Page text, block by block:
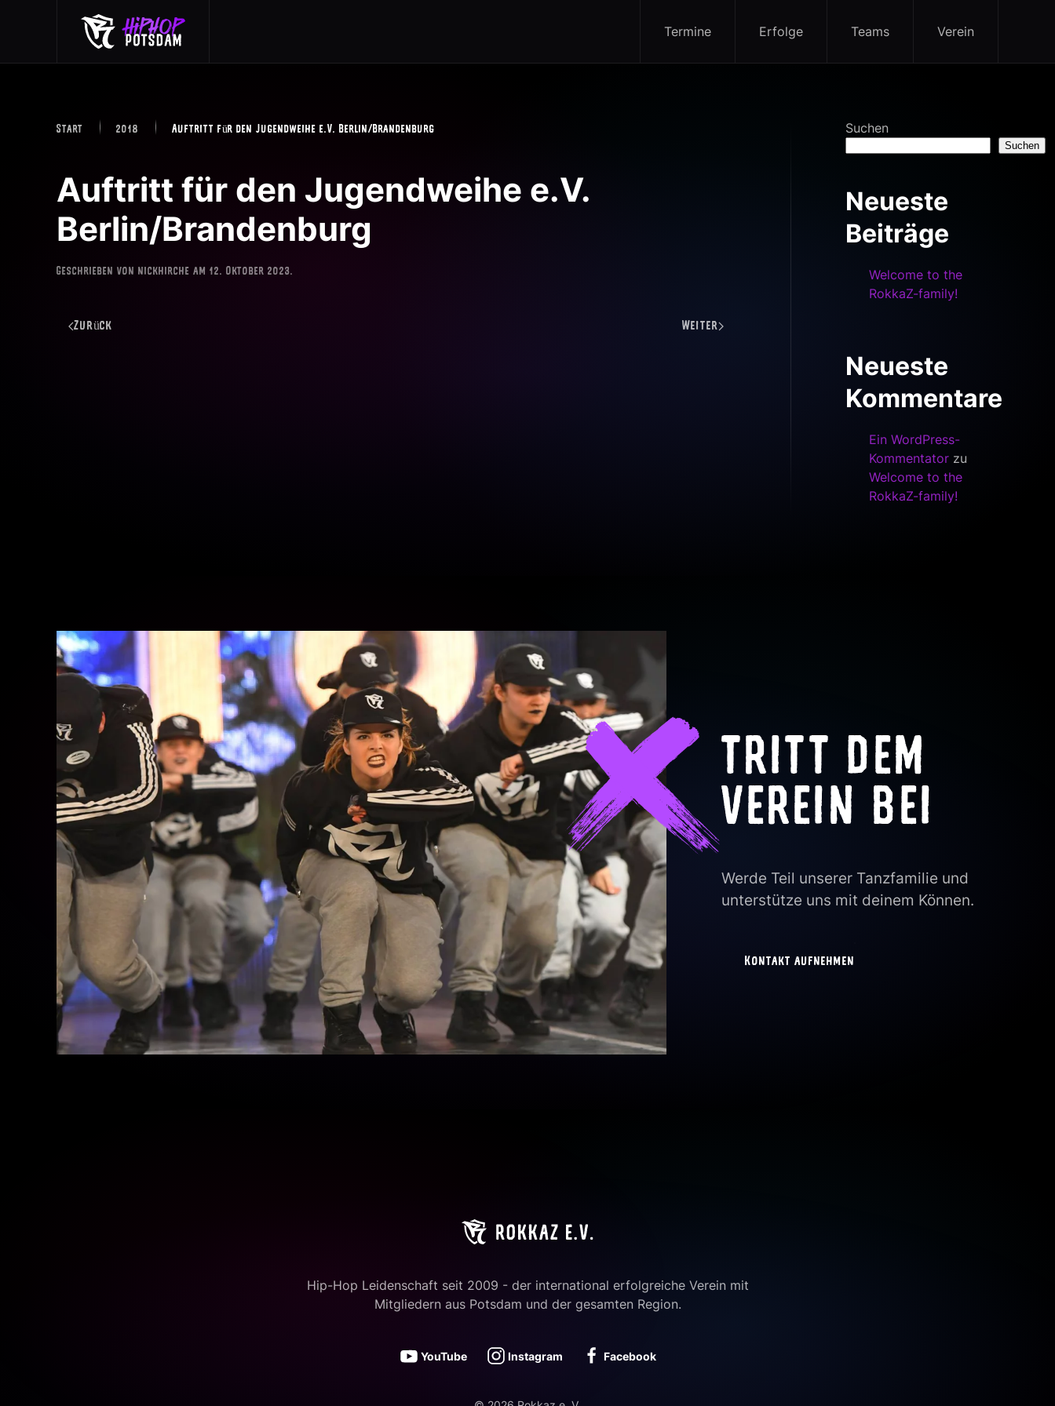
Skip to main content Termine Erfolge Teams Verein
Start 2018 Auftritt für den Jugendweihe e.V. Berlin/Brandenburg
Auftritt für den Jugendweihe e.V.
Berlin/Brandenburg
Geschrieben von nickhirche am 12. Oktober 2023.
Zurück Weiter
Suchen
Suchen
Neueste
Beiträge
Welcome to the
RokkaZ-family!
Neueste
Kommentare
Ein WordPress-
Kommentator zu
Welcome to the
RokkaZ-family!
TRITT DEM
VEREIN BEI
Werde Teil unserer Tanzfamilie und
unterstütze uns mit deinem Können.
Kontakt aufnehmen
Hip-Hop Leidenschaft seit 2009 - der international erfolgreiche Verein mit
Mitgliedern aus Potsdam und der gesamten Region.
YouTube Instagram Facebook